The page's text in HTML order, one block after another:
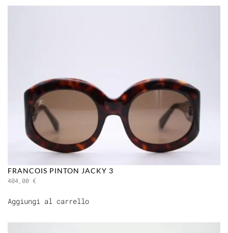
FRANCOIS PINTON JACKY 3
404,00 €
Aggiungi al carrello